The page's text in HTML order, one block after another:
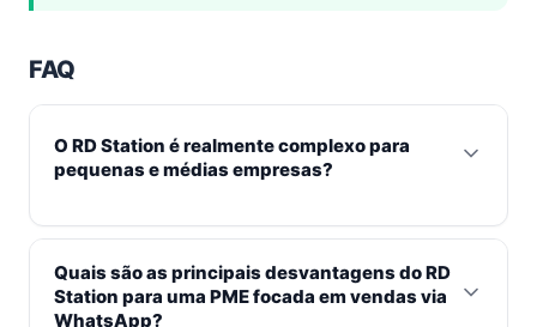
FAQ
O RD Station é realmente complexo para
pequenas e médias empresas?
O RD Station, apesar de ser uma plataforma
poderosa, é frequentemente complexo para PMEs que
não possuem uma estrutura robusta de inbound
marketing. Suas inúmeras funcionalidades de
Quais são as principais desvantagens do RD
Station para uma PME focada em vendas via
WhatsApp?